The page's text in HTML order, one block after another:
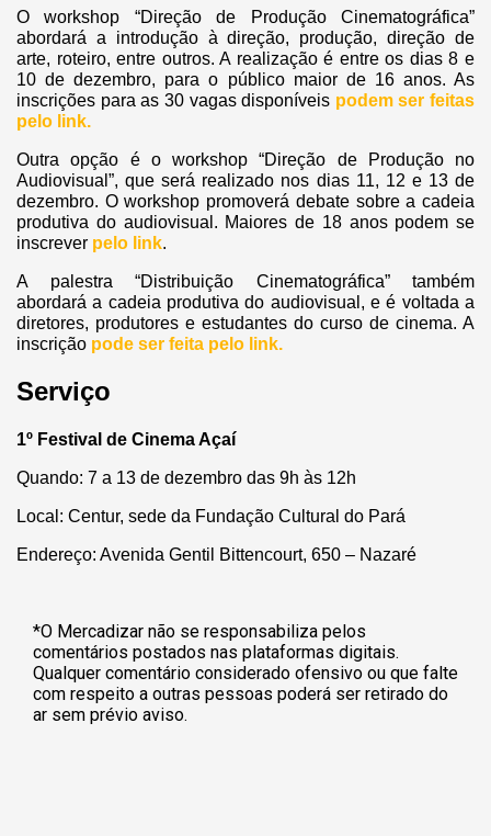
O workshop “Direção de Produção Cinematográfica”
abordará a introdução à direção, produção, direção de
arte, roteiro, entre outros. A realização é entre os dias 8 e
10 de dezembro, para o público maior de 16 anos. As
inscrições para as 30 vagas disponíveis podem ser feitas
pelo link.
Outra opção é o workshop “Direção de Produção no
Audiovisual”, que será realizado nos dias 11, 12 e 13 de
dezembro. O workshop promoverá debate sobre a cadeia
produtiva do audiovisual. Maiores de 18 anos podem se
inscrever pelo link.
A palestra “Distribuição Cinematográfica” também
abordará a cadeia produtiva do audiovisual, e é voltada a
diretores, produtores e estudantes do curso de cinema. A
inscrição pode ser feita pelo link.
Serviço
1º Festival de Cinema Açaí
Quando: 7 a 13 de dezembro das 9h às 12h
Local: Centur, sede da Fundação Cultural do Pará
Endereço: Avenida Gentil Bittencourt, 650 – Nazaré
*O Mercadizar não se responsabiliza pelos
comentários postados nas plataformas digitais.
Qualquer comentário considerado ofensivo ou que falte
com respeito a outras pessoas poderá ser retirado do
ar sem prévio aviso.